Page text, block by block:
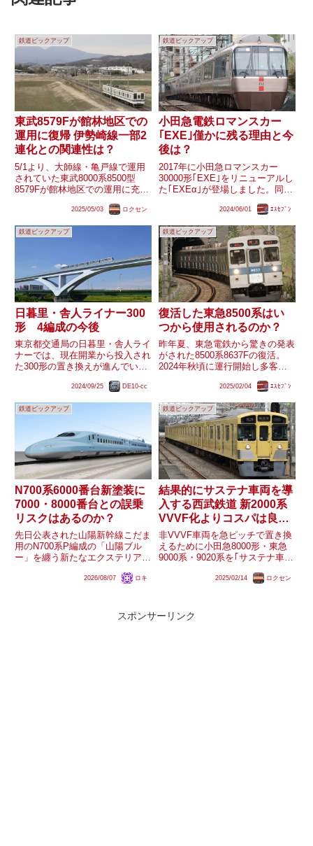
鉄道ピックアップ
東武8579Fが館林地区での
運用に復帰 伊勢崎線一部2
連化との関連性は？
5/1より、大師線・亀戸線で運用
されていた東武8000系8500型
8579Fが館林地区での運用に充当
系(10000型・10030型)に統一され
運用されるのはかなり久しぶりの
2025/05/03 ロクセン
鉄道ピックアップ
小田急電鉄ロマンスカー
｢EXE｣僅かに残る理由と今
後は？
2017年に小田急ロマンスカー
30000形｢EXE｣をリニューアルし
た｢EXEα｣が登場しました。同形
行い｢EXEα｣化されましたが、
在は6連・4連各2編成が未更新の
｢EXE｣の...
2024/06/01 ｴｽｾﾌﾞﾝ
鉄道ピックアップ
日暮里・舎人ライナー300
形 4編成の今後
東京都交通局の日暮里・舎人ライ
ナーでは、現在開業から投入され
た300形の置き換えが進んでいま
12編成が置き換え対象で、残り
の4編成はどうなるか不明です。
しかし、300形については東京都
2024/09/25 DE10-cc
鉄道ピックアップ
復活した東急8500系はい
つから使用されるのか？
昨年夏、東急電鉄から驚きの発表
がされた8500系8637Fの復活。
2024年秋頃に運行開始し多客時
4連化を行い試運転もされました
が、結果的に現在に至るまで臨時
列車や貸切列車での使用はありま
せん。大分音沙汰のない...
2025/02/04 ｴｽｾﾌﾞﾝ
鉄道ピックアップ
N700系6000番台新塗装に
7000・8000番台との誤乗
リスクはあるのか？
先日公表された山陽新幹線こだま
用のN700系P編成の「山陽ブル
ー」を纏う新たなエクステリアデ
『みずほ』『さくら』用の7000
体となった姿が似た印象を...
2026/08/07 ロキ
鉄道ピックアップ
結果的にサステナ車両を導
入する西武鉄道 新2000系
VVVF化よりコスパは良い
のか？
非VVVF車両を急ピッチで置き換
えるために小田急8000形・東急
9000系・9020系を｢サステナ車
道。しかし、特に小田急8000形
2000系よりも車齢が...
2025/02/14 ロクセン
スポンサーリンク